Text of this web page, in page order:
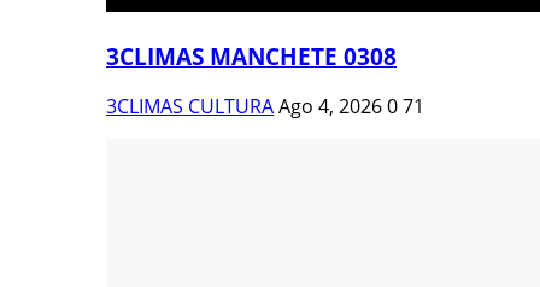
3CLIMAS MANCHETE 0308
3CLIMAS CULTURAAgo 4, 2026071